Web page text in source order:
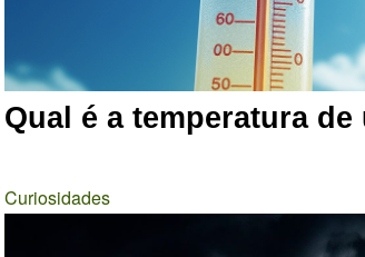
Qual é a temperatura de
Curiosidades